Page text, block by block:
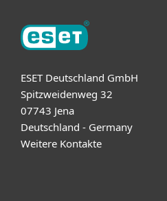
ESET Deutschland GmbH
Spitzweidenweg 32
07743 Jena
Deutschland - Germany
Weitere Kontakte